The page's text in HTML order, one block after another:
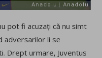
pot fi acuzați că nu simt
adversarilor li se
Drept urmare, Juventus